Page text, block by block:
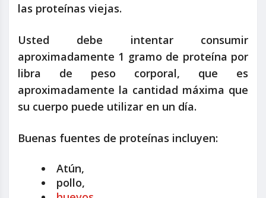
las proteínas viejas.
Usted debe intentar consumir
aproximadamente 1 gramo de proteína por
libra de peso corporal, que es
aproximadamente la cantidad máxima que
su cuerpo puede utilizar en un día.
Buenas fuentes de proteínas incluyen:
Atún,
pollo,